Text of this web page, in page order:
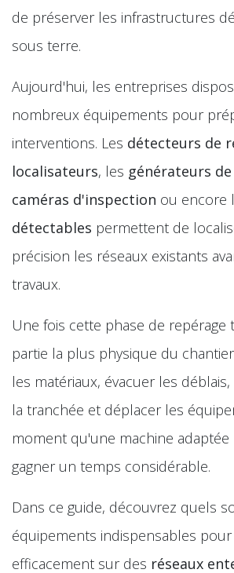
de préserver les infrastructures
sous terre.
Aujourd'hui, les entreprises
nombreux équipements pour
interventions. Les détecteurs de
localisateurs, les générateurs
caméras d'inspection ou encore
détectables permettent de
précision les réseaux existants
travaux.
Une fois cette phase de repérage
partie la plus physique du
les matériaux, évacuer les
la tranchée et déplacer les
moment qu'une machine
gagner un temps considérable.
Dans ce guide, découvrez quels
équipements indispensables
efficacement sur des réseaux